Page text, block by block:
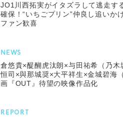
JO1川西拓実がイタズラして逃走す
確保！“いちごプリン”仲良し追いか
ファン歓喜
NEWS
倉悠貴×醍醐虎汰朗×与田祐希（乃木
恒司×與那城奨×大平祥生×金城碧海
画『OUT』待望の映像作品化
REPORT